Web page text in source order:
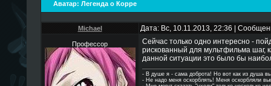
Аватар: Легенда о Корре
Michael Дата: Вс, 10.11.2013, 22:36 |
Профессор
Сейчас только одно интересно -
рискованный для мультфильма шаг,
данной ситуации это было бы
- В душе я - сама доброта! Но вот как из душа
- Hе надо меня оскорблять! Меня оскорбляли